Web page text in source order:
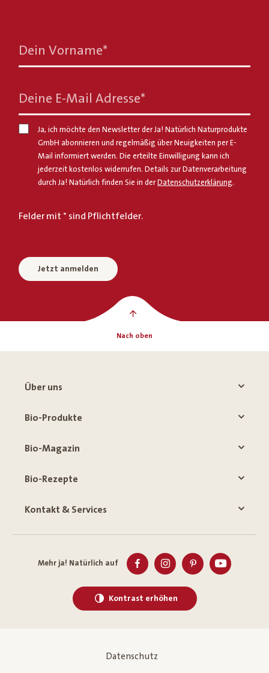
Dein Vorname*
Deine E-Mail Adresse*
Ja, ich möchte den Newsletter der Ja! Natürlich Naturprodukte
GmbH abonnieren und regelmäßig über Neuigkeiten per E-
Mail informiert werden. Die erteilte Einwilligung kann ich
jederzeit kostenlos widerrufen. Details zur Datenverarbeitung
durch Ja! Natürlich finden Sie in derDatenschutzerklärung.
Felder mit * sind Pflichtfelder.
Jetzt anmelden
Nach oben
Über uns
Bio-Produkte
Bio-Magazin
Bio-Rezepte
Kontakt & Services
Mehr ja! Natürlich auf
Kontrast erhöhen
Datenschutz